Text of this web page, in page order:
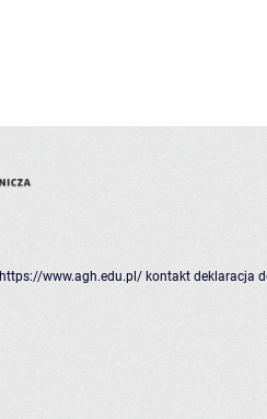
https://www.agh.edu.pl/ kontakt deklaracja